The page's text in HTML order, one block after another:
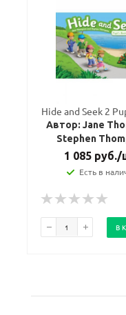
Hide and Seek 2
Автор: Jane
Stephen
1 085руб./
Есть в
В